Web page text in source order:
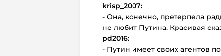
krisp_2007:
- Она, конечно, претерпела
не любит Путина. Красивая
pd2016:
- Путин имеет своих агентов